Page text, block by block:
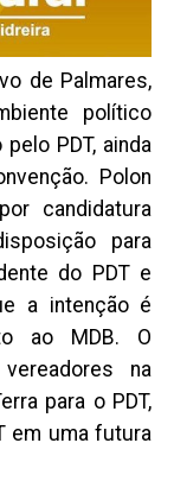
de Palmares,
político
PDT, ainda
Polon
candidatura
para
do PDT e
a intenção é
ao MDB. O
na
para o PDT,
em uma futura